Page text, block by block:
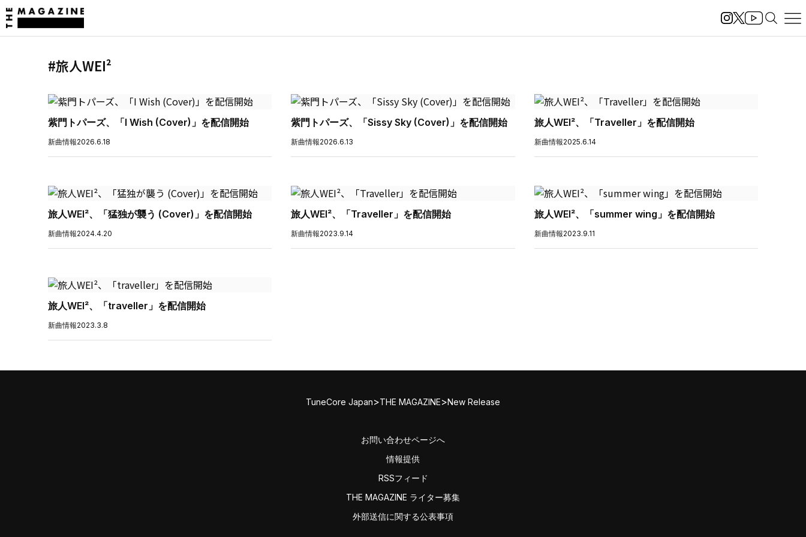
#旅人WEI²
紫門トパーズ、「I Wish (Cover)」を配信開始
新曲情報2026.6.18
紫門トパーズ、「Sissy Sky (Cover)」を配信開始
新曲情報2026.6.13
旅人WEI²、「Traveller」を配信開始
新曲情報2025.6.14
旅人WEI²、「猛独が襲う (Cover)」を配信開始
新曲情報2024.4.20
旅人WEI²、「Traveller」を配信開始
新曲情報2023.9.14
旅人WEI²、「summer wing」を配信開始
新曲情報2023.9.11
旅人WEI²、「traveller」を配信開始
新曲情報2023.3.8
TuneCore Japan>THE MAGAZINE>New Release
お問い合わせページへ
情報提供
RSSフィード
THE MAGAZINE ライター募集
外部送信に関する公表事項